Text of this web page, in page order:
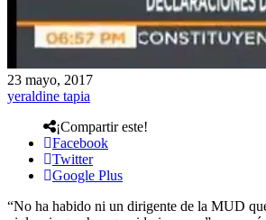
23 mayo, 2017
yeraldine tapia
¡Compartir este!
Facebook
Twitter
Google Plus
“No ha habido ni un dirigente de la MUD